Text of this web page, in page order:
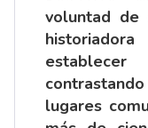
voluntad de
lugares